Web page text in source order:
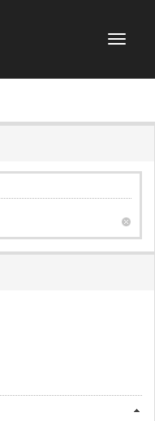
НАВИГАЦИЯ